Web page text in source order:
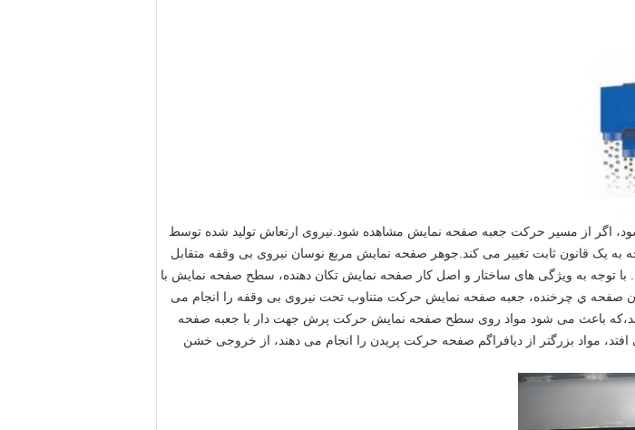
اگر از مسیر حرکت جعبه صفحه نمایش مشاهده شود.نیروی ارتعاش تولید شده توسط
به یک قانون ثابت تغییر می کند.جوهر صفحه نمایش مربع نوسان نیروی بی وقفه متقابل
به ویژگی های ساختار و اصل کار صفحه نمایش تکان دهنده، سطح صفحه نمایش با
از روشن کردن صفحه ي چرخنده، جعبه صفحه نمایش حرکت متناوب تحت نیروی بی وقفه را انجام می
باعث می شود مواد روی سطح صفحه نمایش حرکت پرش جهت دار با جعبه صفحه
افتد، مواد بزرگتر از دیافراگم صفحه حرکت پریدن را انجام می دهند، از خروجی خشن